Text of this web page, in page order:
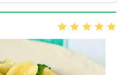
2 3 4